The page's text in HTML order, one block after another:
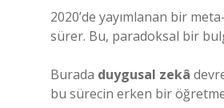
2020’de yayımlanan bir
sürer. Bu, paradoksal bir
Burada duygusal zekâ
bu sürecin erken bir